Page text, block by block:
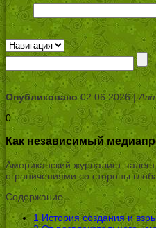
Опубликовано02.06.2026 |
0
Как независимый
Американский журналист
ограничениями со стороны
Содержание
1История создания и